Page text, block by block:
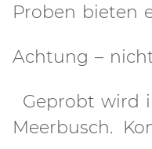
Proben bieten
Achtung –
Geprobt wird
Meerbusch.